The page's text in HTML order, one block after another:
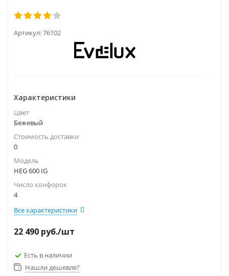
Артикул:76102
Характеристики
Цвет
Бежевый
Стоимость доставки
0
Модель
HEG 600 IG
Число конфорок
4
Все характеристики
22 490 руб./шт
Есть в наличии
Нашли дешевле?